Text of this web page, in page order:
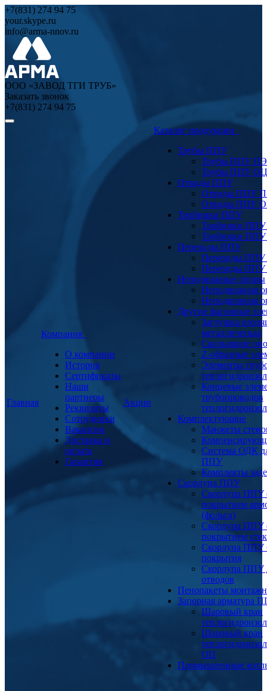
+7(831) 274 94 75
your.skype.ru
info@arma-nnov.ru
ООО «ЗАВОД ТГИ ТРУБ»
Заказать звонок
+7(831) 274 94 75
Главная
Компания
О компании
История
Сертификаты
Наши
партнеры
Реквизиты
Сотрудники
Вакансии
Доставка и
оплата
Гарантия
Акции
Каталог продукции
Трубы ППУ
Трубы ППУ ПЭ
Трубы ППУ ОЦ
Отводы ППУ
Отводы ППУ
Отводы ППУ
Тройники ППУ
Тройники
Тройники
Переходы ППУ
Переходы
Переходы
Неподвижные опоры
Неподвижная
Неподвижная
Другие фасонные
Заглушка
металлическая
Скользящие
Z-образные
Элементы
Концевые
трубопроводов
Комплектующие
Манжеты
Система ОДК
ППУ
Комплекты
Скорлупа ППУ
Скорлупа ППУ
покрытием
(фольга)
Скорлупа ППУ
покрытием
Скорлупа ППУ
покрытия
Скорлупа ППУ
отводов
Пенопакеты
Запорная арматура
Шаровый кран
Шаровый кран
ОЦ
Промышленные